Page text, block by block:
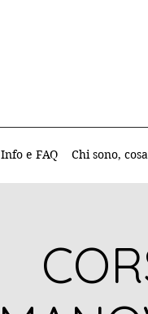
Info e FAQ Chi sono,